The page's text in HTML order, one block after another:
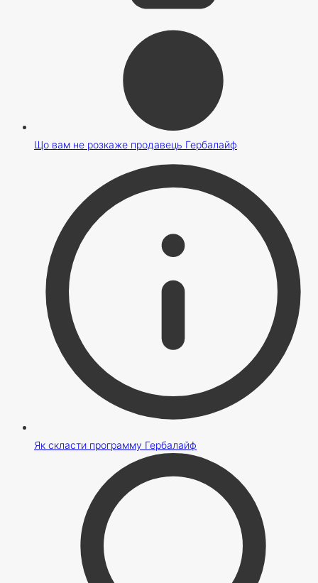
Що вам не розкаже продавець Гербалайф
Як скласти программу Гербалайф